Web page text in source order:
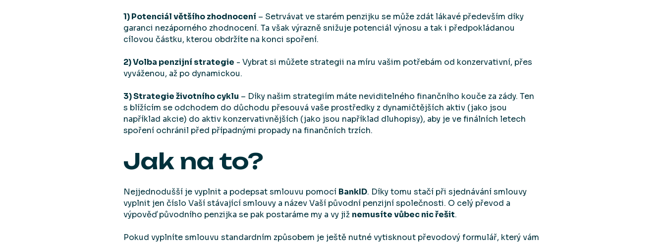
1) Potenciál většího zhodnocení– Setrvávat ve starém penzijku se může zdát lákavé především díky
garanci nezáporného zhodnocení. Ta však výrazně snižuje potenciál výnosu a tak i předpokládanou
cílovou částku, kterou obdržíte na konci spoření.
2) Volba penzijní strategie - Vybrat si můžete strategii na míru vašim potřebám od konzervativní, přes
vyváženou, až po dynamickou.
3) Strategie životního cyklu – Díky našim strategiím máte neviditelného finančního kouče za zády. Ten
s blížícím se odchodem do důchodu přesouvá vaše prostředky z dynamičtějších aktiv (jako jsou
například akcie) do aktiv konzervativnějších (jako jsou například dluhopisy), aby je ve finálních letech
spoření ochránil před případnými propady na finančních trzích.
Jak na to?
Nejjednodušší je vyplnit a podepsat smlouvu pomocí BankID. Díky tomu stačí při sjednávání smlouvy
vyplnit jen číslo Vaší stávající smlouvy a název Vaší původní penzijní společnosti. O celý převod a
výpověď původního penzijka se pak postaráme my a vy již nemusíte vůbec nic řešit.
Pokud vyplníte smlouvu standardním způsobem je ještě nutné vytisknout převodový formulář, který vám